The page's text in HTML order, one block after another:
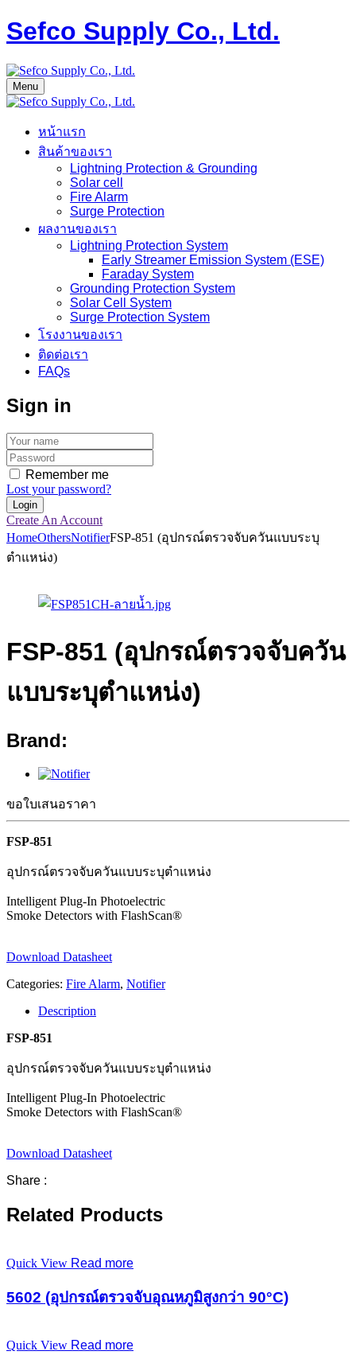
Sefco Supply Co., Ltd.
Menu
หน้าแรก
สินค้าของเรา
Lightning Protection & Grounding
Solar cell
Fire Alarm
Surge Protection
ผลงานของเรา
Lightning Protection System
Early Streamer Emission System (ESE)
Faraday System
Grounding Protection System
Solar Cell System
Surge Protection System
โรงงานของเรา
ติดต่อเรา
FAQs
Sign in
Remember me
Lost your password?
Create An Account
HomeOthersNotifierFSP-851 (อุปกรณ์ตรวจจับควันแบบระบุ
ตำแหน่ง)
FSP-851 (อุปกรณ์ตรวจจับควัน
แบบระบุตำแหน่ง)
Brand:
ขอใบเสนอราคา
FSP-851
อุปกรณ์ตรวจจับควันแบบระบุตำแหน่ง
Intelligent Plug-In Photoelectric
Smoke Detectors with FlashScan®
Download Datasheet
Categories: Fire Alarm, Notifier
Description
FSP-851
อุปกรณ์ตรวจจับควันแบบระบุตำแหน่ง
Intelligent Plug-In Photoelectric
Smoke Detectors with FlashScan®
Download Datasheet
Share :
Related Products
Quick View Read more
5602 (อุปกรณ์ตรวจจับอุณหภูมิสูงกว่า 90°C)
Quick View Read more